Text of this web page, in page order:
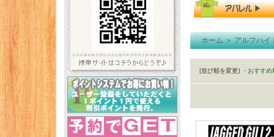
ホーム＞アルフハイ
[並び順を変更] ・おすすめ